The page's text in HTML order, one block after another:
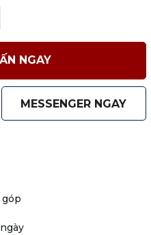
NGAY
MESSENGER NGAY